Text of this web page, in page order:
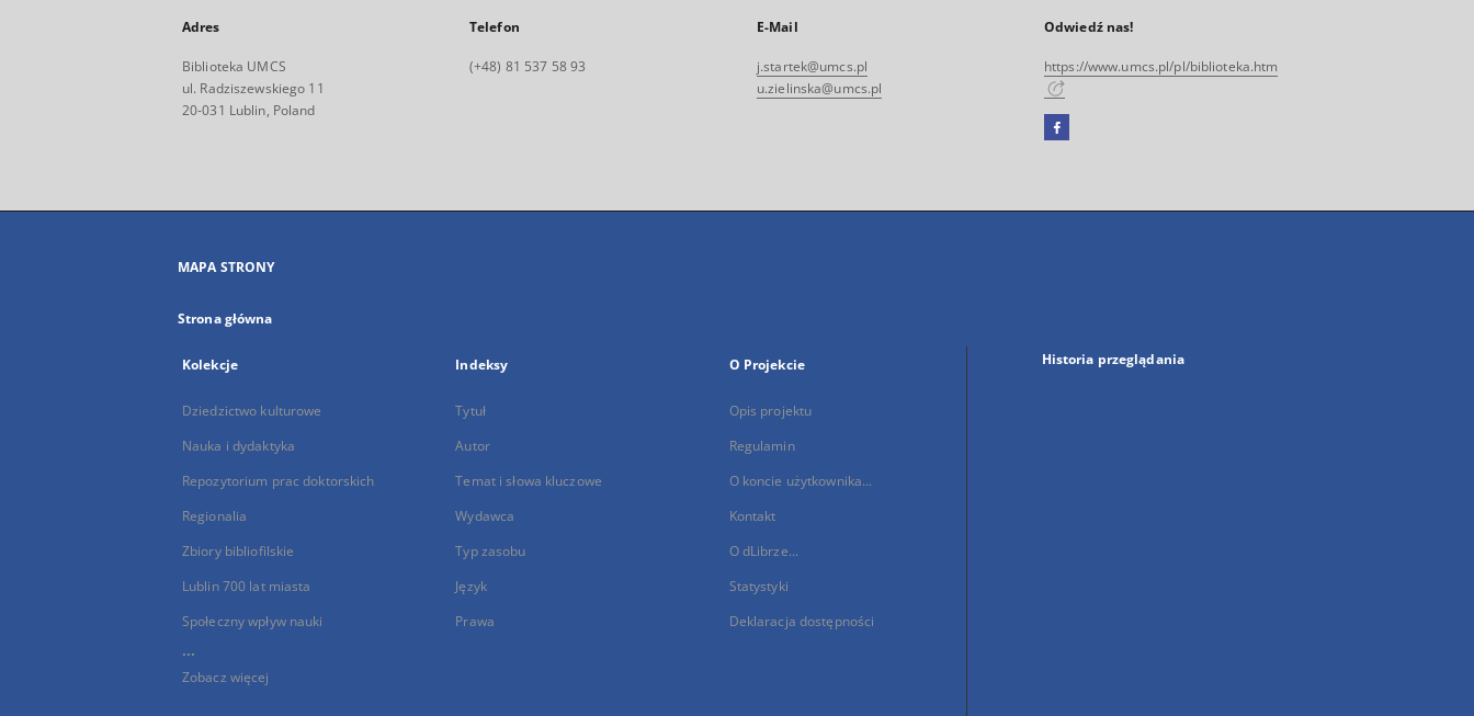
Adres
Biblioteka UMCS
ul. Radziszewskiego 11
20-031 Lublin, Poland
Telefon
(+48) 81 537 58 93
E-Mail
j.startek@umcs.pl
u.zielinska@umcs.pl
Odwiedź nas!
https://www.umcs.pl/pl/biblioteka.htm
Facebook
się
MAPA STRONY
Strona główna
Kolekcje
Dziedzictwo kulturowe
Nauka i dydaktyka
Repozytorium prac doktorskich
Regionalia
Zbiory bibliofilskie
Lublin 700 lat miasta
Społeczny wpływ nauki
...
Zobacz więcej
Indeksy
Tytuł
Autor
Temat i słowa kluczowe
Wydawca
Typ zasobu
Język
Prawa
O Projekcie
Opis projektu
Regulamin
O koncie użytkownika...
Kontakt
O dLibrze...
Statystyki
Deklaracja dostępności
Historia przeglądania